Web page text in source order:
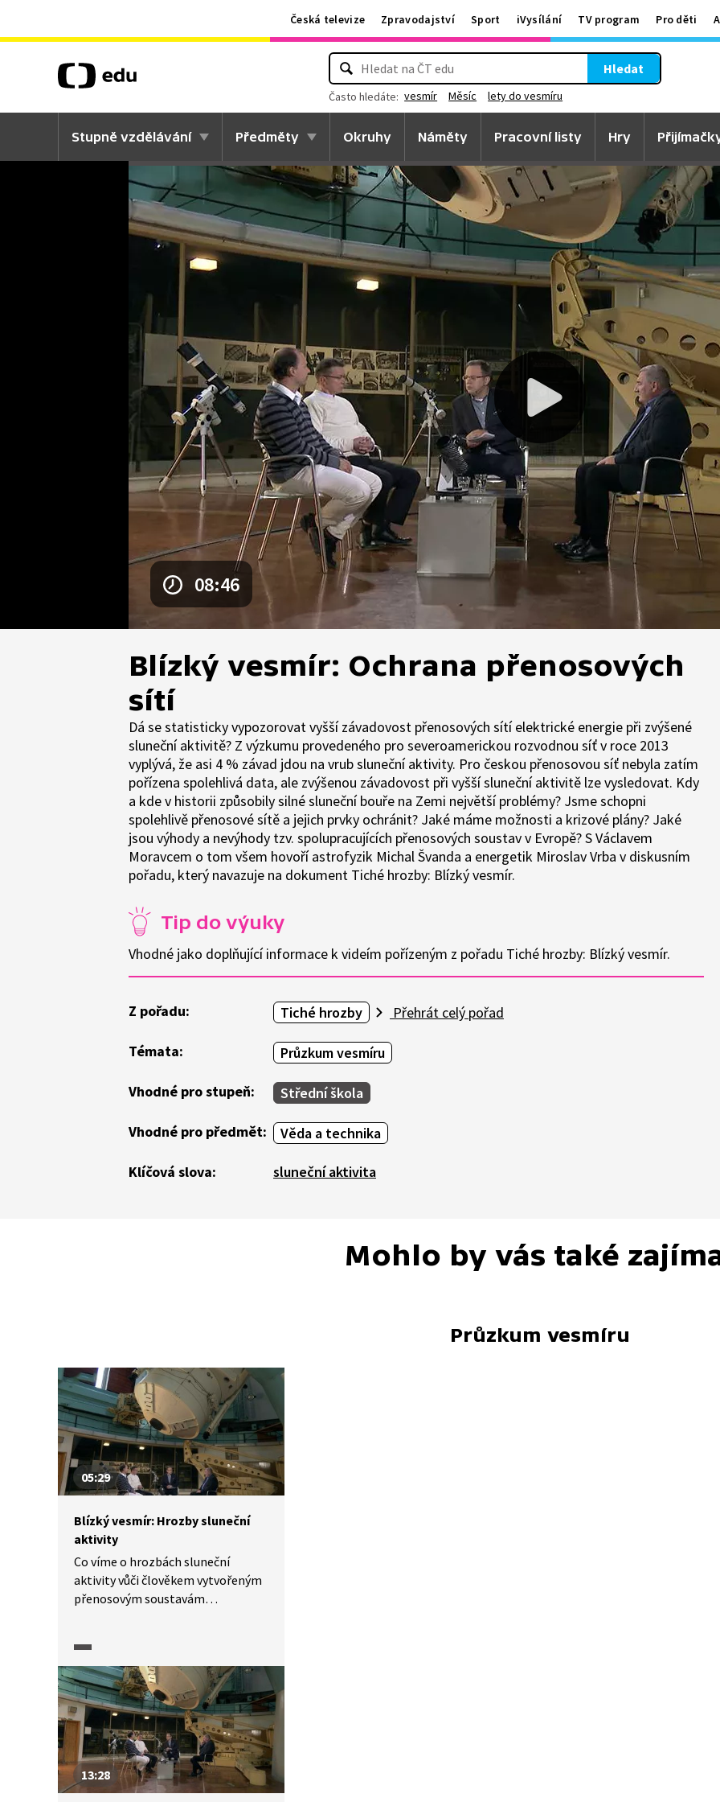
Česká televize Zpravodajství Sport iVysílání TV program Pro děti
Hledat
Často hledáte: vesmír Měsíc lety do vesmíru
Stupně vzdělávání Předměty Okruhy Náměty Pracovní listy Hry
08:46
Blízký vesmír: Ochrana přenosových
sítí
Dá se statisticky vypozorovat vyšší závadovost přenosových sítí elektrické energie při zvýšené
sluneční aktivitě? Z výzkumu provedeného pro severoamerickou rozvodnou síť v roce 2013
vyplývá, že asi 4 % závad jdou na vrub sluneční aktivity. Pro českou přenosovou síť nebyla zatím
pořízena spolehlivá data, ale zvýšenou závadovost při vyšší sluneční aktivitě lze vysledovat. Kdy
a kde v historii způsobily silné sluneční bouře na Zemi největší problémy? Jsme schopni
spolehlivě přenosové sítě a jejich prvky ochránit? Jaké máme možnosti a krizové plány? Jaké
jsou výhody a nevýhody tzv. spolupracujících přenosových soustav v Evropě? S Václavem
Moravcem o tom všem hovoří astrofyzik Michal Švanda a energetik Miroslav Vrba v diskusním
pořadu, který navazuje na dokument Tiché hrozby: Blízký vesmír.
Tip do výuky
Vhodné jako doplňující informace k videím pořízeným z pořadu Tiché hrozby: Blízký vesmír.
Z pořadu: Tiché hrozby Přehrát celý pořad
Témata: Průzkum vesmíru
Vhodné pro stupeň: Střední škola
Vhodné pro předmět: Věda a technika
Klíčová slova: sluneční aktivita
Mohlo by vás také
Průzkum vesmíru
05:29
Blízký vesmír: Hrozby sluneční
aktivity
Co víme o hrozbách sluneční
aktivity vůči člověkem vytvořeným
přenosovým soustavám
století, kdy se začaly přenosové
sítě propojovat. O tom, jak a kde
sluneční aktivita nejvíce narušuje
geomagnetické pole Země, jaká je
četnost slunečních bouří
způsobujících nebezpečné
geomagnetické proudy i proč je
infrastruktura přenosových
13:28